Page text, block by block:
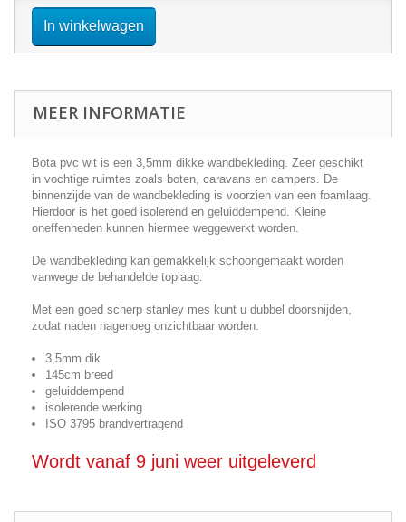
In winkelwagen
MEER INFORMATIE
Bota pvc wit is een 3,5mm dikke wandbekleding. Zeer geschikt
in vochtige ruimtes zoals boten, caravans en campers. De
binnenzijde van de wandbekleding is voorzien van een foamlaag.
Hierdoor is het goed isolerend en geluiddempend. Kleine
oneffenheden kunnen hiermee weggewerkt worden.
De wandbekleding kan gemakkelijk schoongemaakt worden
vanwege de behandelde toplaag.
Met een goed scherp stanley mes kunt u dubbel doorsnijden,
zodat naden nagenoeg onzichtbaar worden.
3,5mm dik
145cm breed
geluiddempend
isolerende werking
ISO 3795 brandvertragend
Wordt vanaf 9 juni weer uitgeleverd